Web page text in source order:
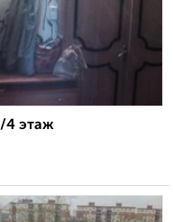
4 этаж